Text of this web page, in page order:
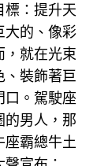
標：提升天
大的、像彩
，就在光束
、裝飾著巨
口。駕駛座
的男人，那
霸總牛土